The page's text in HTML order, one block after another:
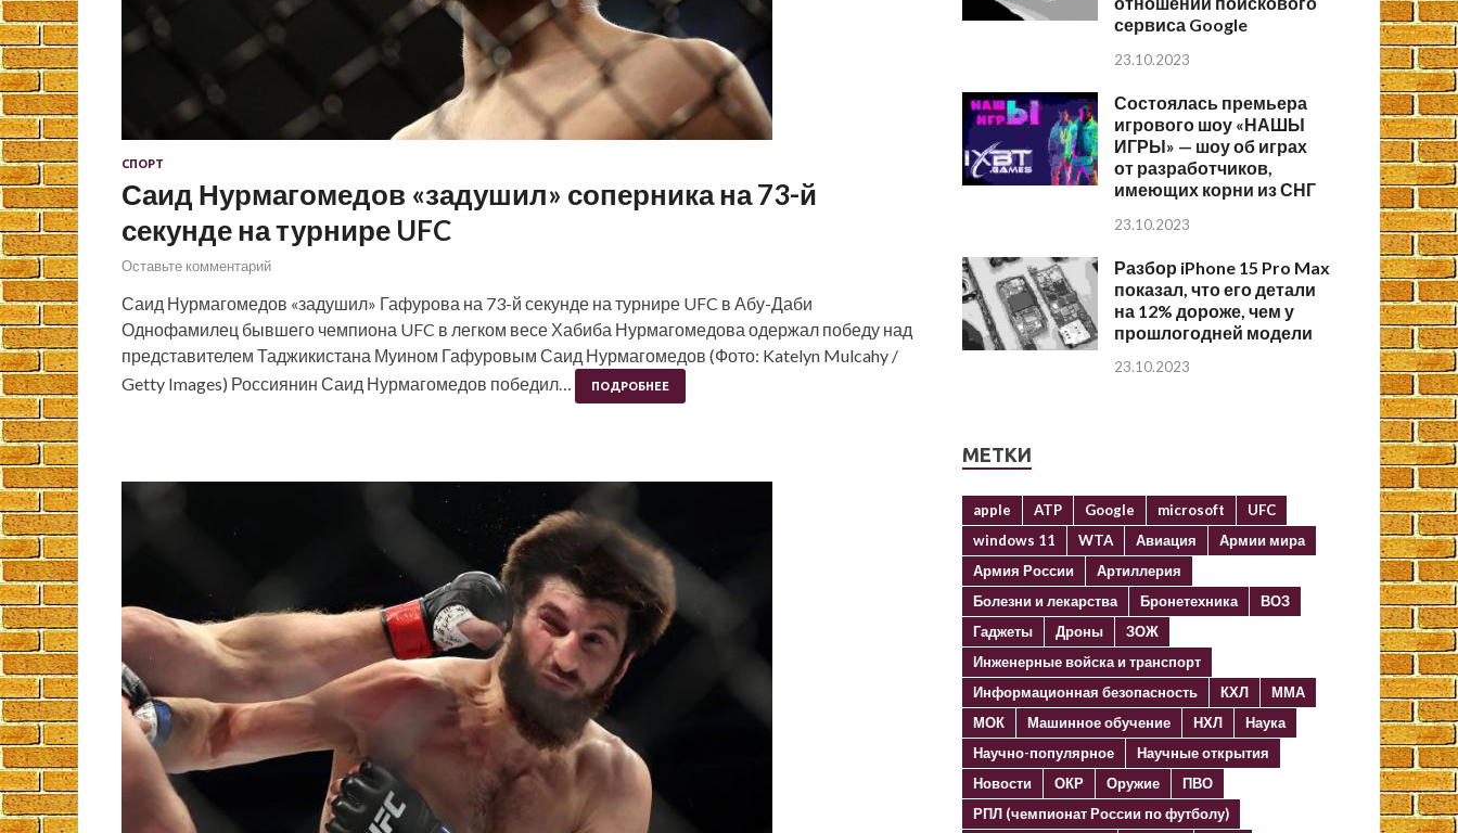
СПОРТ
Саид Нурмагомедов «задушил» соперника на 73-й
секунде на турнире UFC
Оставьте комментарий
Саид Нурмагомедов «задушил» Гафурова на 73-й секунде на турнире UFC в Абу-Даби
Однофамилец бывшего чемпиона UFC в легком весе Хабиба Нурмагомедова одержал победу над
представителем Таджикистана Муином Гафуровым Саид Нурмагомедов (Фото: Katelyn Mulcahy /
Getty Images) Россиянин Саид Нурмагомедов победил…
ПОДРОБНЕЕ
сервиса Google
23.10.2023
Состоялась премьера
игрового шоу «НАШЫ
ИГРЫ» — шоу об играх
от разработчиков,
имеющих корни из СНГ
23.10.2023
Разбор iPhone 15 Pro Max
показал, что его детали
на 12% дороже, чем у
прошлогодней модели
23.10.2023
МЕТКИ
apple ATP Google microsoft
UFC
windows 11
WTA Авиация
Армии мира
Армия России
Артиллерия
Болезни и лекарства
Бронетехника
ВОЗ
Гаджеты
Дроны
ЗОЖ
Инженерные войска и транспорт
Информационная безопасность
КХЛ
ММА
МОК
Машинное обучение НХЛ
Наука
Научно-популярное
Научные открытия
Новости
ОКР Оружие
ПВО
РПЛ (чемпионат России по футболу)